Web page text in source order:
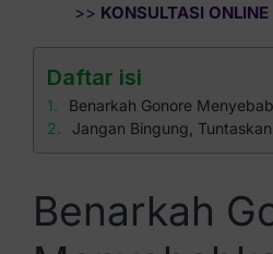
>> KONSULTASI
Daftar isi
Benarkah Gonore Menyebabkan
Jangan Bingung,
Benarkah